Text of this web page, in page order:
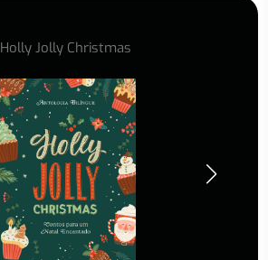
Holly Jolly Christmas